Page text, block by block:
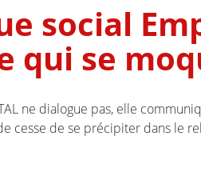
social
qui se
ne dialogue pas, elle
cesse de se précipiter dans le